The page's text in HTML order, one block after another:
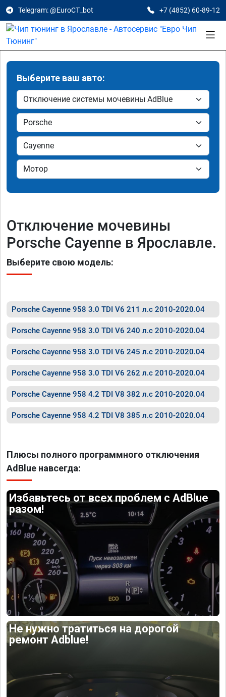
Telegram: @EuroCT_bot +7 (4852) 60-89-12
Выберите ваш авто:
Отключение мочевины
Porsche Cayenne в Ярославле.
Выберите свою модель:
Porsche Cayenne 958 3.0 TDI V6 211 л.с 2010-2020.04
Porsche Cayenne 958 3.0 TDI V6 240 л.с 2010-2020.04
Porsche Cayenne 958 3.0 TDI V6 245 л.с 2010-2020.04
Porsche Cayenne 958 3.0 TDI V6 262 л.с 2010-2020.04
Porsche Cayenne 958 4.2 TDI V8 382 л.с 2010-2020.04
Porsche Cayenne 958 4.2 TDI V8 385 л.с 2010-2020.04
Плюсы полного программного отключения
AdBlue навсегда:
Избавьтесь от всех проблем с AdBlue
разом!
Не нужно тратиться на дорогой
ремонт Adblue!